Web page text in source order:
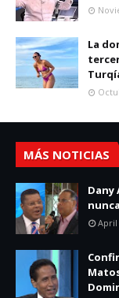
La
MÁS NOTICIAS
Dany
April